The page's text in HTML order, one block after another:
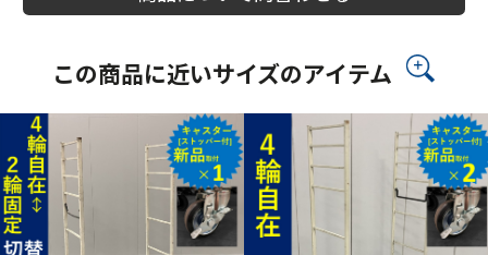
この商品に近いサイズのアイテム